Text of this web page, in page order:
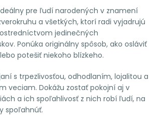
pre ľudí narodených v znamení
a všetkých, ktorí radi vyjadrujú
jedinečných
Ponúka originálny spôsob, ako osláviť
potešiť niekoho blízkeho.
s trpezlivosťou, odhodlaním, lojalitou a
veciam. Dokážu zostať pokojní aj v
a ich spoľahlivosť z nich robí ľudí, na
spoľahnúť.